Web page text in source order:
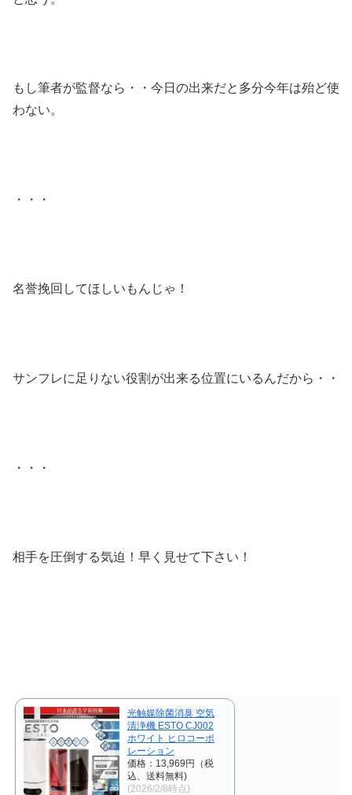
もし筆者が監督なら・・今日の出来だと多分今年は殆ど使
わない。
・・・
名誉挽回してほしいもんじゃ！
サンフレに足りない役割が出来る位置にいるんだから・・
・・・
相手を圧倒する気迫！早く見せて下さい！
光触媒除菌消臭 空気
清浄機 ESTO CJ002
ホワイト ヒロコーポ
レーション
価格：13,969円（税
込、送料無料)
(2026/2/8時点)